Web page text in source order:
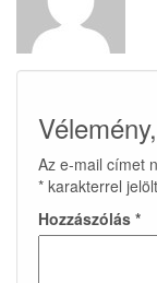
Az e-mail címet
* karakterrel
Hozzászólás *